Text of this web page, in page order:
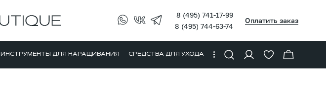
8 (495) 741-17-99
8 (495) 744-63-74
Оплатить заказ
ИНСТРУМЕНТЫ ДЛЯ НАРАЩИВАНИЯ СРЕДСТВА ДЛЯ УХОДА